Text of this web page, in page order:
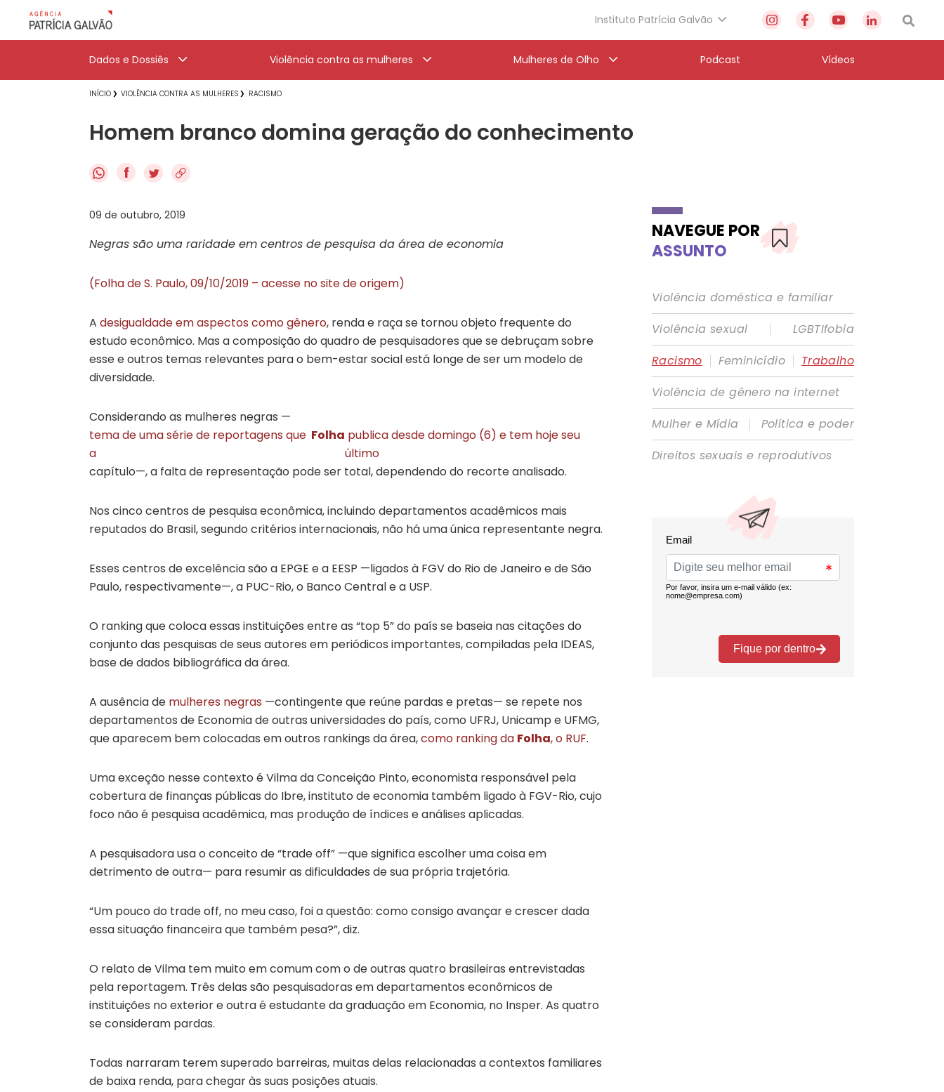
Instituto Patrícia Galvão
Dados e Dossiês Violência contra as mulheres Mulheres de Olho Podcast Vídeos
INÍCIO VIOLÊNCIA CONTRA AS MULHERES RACISMO
Homem branco domina geração do conhecimento
f
09 de outubro, 2019
Negras são uma raridade em centros de pesquisa da área de economia
(Folha de S. Paulo, 09/10/2019 – acesse no site de origem)
A desigualdade em aspectos como gênero, renda e raça se tornou objeto frequente do
estudo econômico. Mas a composição do quadro de pesquisadores que se debruçam sobre
esse e outros temas relevantes para o bem-estar social está longe de ser um modelo de
diversidade.
Considerando as mulheres negras —
tema de uma série de reportagens que
a
Folha publica desde domingo (6) e tem hoje seu
último
capítulo—, a falta de representação pode ser total, dependendo do recorte analisado.
Nos cinco centros de pesquisa econômica, incluindo departamentos acadêmicos mais
reputados do Brasil, segundo critérios internacionais, não há uma única representante negra.
Esses centros de excelência são a EPGE e a EESP —ligados à FGV do Rio de Janeiro e de São
Paulo, respectivamente—, a PUC-Rio, o Banco Central e a USP.
O ranking que coloca essas instituições entre as “top 5” do país se baseia nas citações do
conjunto das pesquisas de seus autores em periódicos importantes, compiladas pela IDEAS,
base de dados bibliográfica da área.
A ausência de mulheres negras —contingente que reúne pardas e pretas— se repete nos
departamentos de Economia de outras universidades do país, como UFRJ, Unicamp e UFMG,
que aparecem bem colocadas em outros rankings da área,como ranking da Folha, o RUF.
Uma exceção nesse contexto é Vilma da Conceição Pinto, economista responsável pela
cobertura de finanças públicas do Ibre, instituto de economia também ligado à FGV-Rio, cujo
foco não é pesquisa acadêmica, mas produção de índices e análises aplicadas.
A pesquisadora usa o conceito de “trade off” —que significa escolher uma coisa em
detrimento de outra— para resumir as dificuldades de sua própria trajetória.
“Um pouco do trade off, no meu caso, foi a questão: como consigo avançar e crescer dada
essa situação financeira que também pesa?”, diz.
O relato de Vilma tem muito em comum com o de outras quatro brasileiras entrevistadas
pela reportagem. Três delas são pesquisadoras em departamentos econômicos de
instituições no exterior e outra é estudante da graduação em Economia, no Insper. As quatro
se consideram pardas.
Todas narraram terem superado barreiras, muitas delas relacionadas a contextos familiares
de baixa renda, para chegar às suas posições atuais.
NAVEGUE POR
ASSUNTO
Violência doméstica e familiar
Violência sexual
|
LGBTIfobia
Racismo | Feminicídio | Trabalho
Violência de gênero na internet
Mulher e Mídia
|
Política e poder
Direitos sexuais e reprodutivos